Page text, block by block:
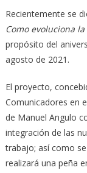
Recientemente se
Como evoluciona
propósito del
agosto de 2021.
El proyecto,
Comunicadores en
de Manuel Angulo
integración de las
trabajo; así como
realizará una peña